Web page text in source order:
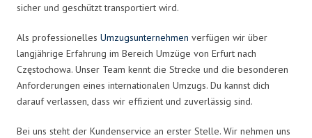
sicher und geschützt transportiert wird.
Als professionelles Umzugsunternehmen verfügen wir über
langjährige Erfahrung im Bereich Umzüge von Erfurt nach
Częstochowa. Unser Team kennt die Strecke und die besonderen
Anforderungen eines internationalen Umzugs. Du kannst dich
darauf verlassen, dass wir effizient und zuverlässig sind.
Bei uns steht der Kundenservice an erster Stelle. Wir nehmen uns